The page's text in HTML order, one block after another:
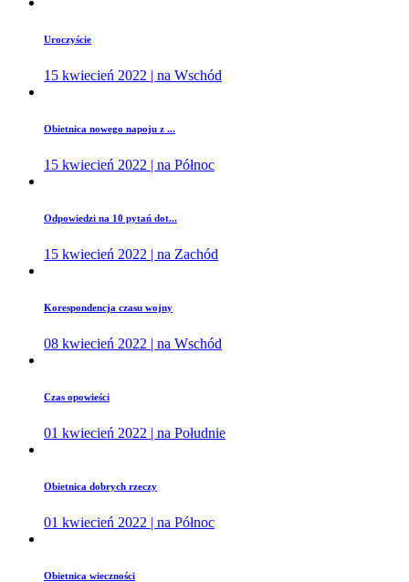
Uroczyście
15 kwiecień 2022 | na Wschód
Obietnica nowego napoju z ...
15 kwiecień 2022 | na Północ
Odpowiedzi na 10 pytań dot...
15 kwiecień 2022 | na Zachód
Korespondencja czasu wojny
08 kwiecień 2022 | na Wschód
Czas opowieści
01 kwiecień 2022 | na Południe
Obietnica dobrych rzeczy
01 kwiecień 2022 | na Północ
Obietnica wieczności